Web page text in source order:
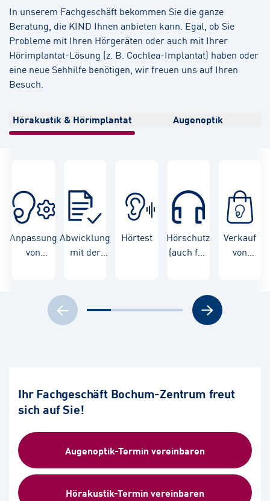
In unserem Fachgeschäft bekommen Sie die ganze
Beratung, die KIND Ihnen anbieten kann. Egal, ob Sie
Probleme mit Ihren Hörgeräten oder auch mit Ihrer
Hörimplantat-Lösung (z. B. Cochlea-Implantat) haben oder
eine neue Sehhilfe benötigen, wir freuen uns auf Ihren
Besuch.
Hörakustik & Hörimplantat Augenoptik
Anpassung
von
Abwicklung
mit der
Hörtest
Hörschutz
(auch für
Verkauf
von
Ihr Fachgeschäft Bochum-Zentrum freut
sich auf Sie!
Augenoptik-Termin vereinbaren
Hörakustik-Termin vereinbaren